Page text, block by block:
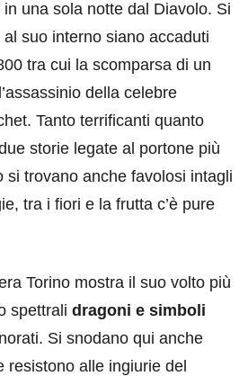
una sola notte dal Diavolo. Si
suo interno siano accaduti
tra cui la scomparsa di un
della celebre
Tanto terrificanti quanto
storie legate al portone più
si trovano anche favolosi intagli
tra i fiori e la frutta c’è pure
Torino mostra il suo volto più
spettrali dragoni e simboli
Si snodano qui anche
resistono alle ingiurie del